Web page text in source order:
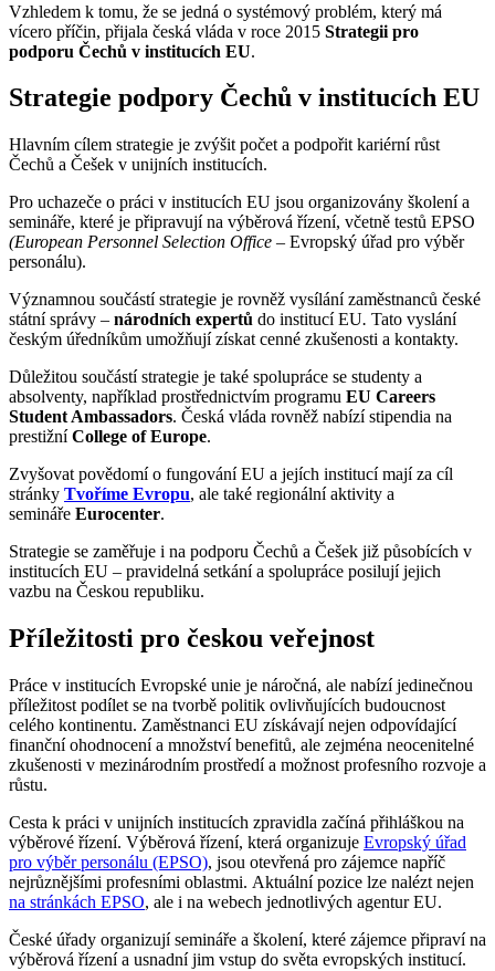
Vzhledem k tomu, že se jedná o systémový problém, který má
vícero příčin, přijala česká vláda v roce 2015 Strategii pro
podporu Čechů v institucích EU.
Strategie podpory Čechů v institucích EU
Hlavním cílem strategie je zvýšit počet a podpořit kariérní růst
Čechů a Češek v unijních institucích.
Pro uchazeče o práci v institucích EU jsou organizovány školení a
semináře, které je připravují na výběrová řízení, včetně testů EPSO
(European Personnel Selection Office – Evropský úřad pro výběr
personálu).
Významnou součástí strategie je rovněž vysílání zaměstnanců české
státní správy – národních expertů do institucí EU. Tato vyslání
českým úředníkům umožňují získat cenné zkušenosti a kontakty.
Důležitou součástí strategie je také spolupráce se studenty a
absolventy, například prostřednictvím programu EU Careers
Student Ambassadors. Česká vláda rovněž nabízí stipendia na
prestižníCollege of Europe.
Zvyšovat povědomí o fungování EU a jejích institucí mají za cíl
stránky Tvoříme Evropu, ale také regionální aktivity a
semináře Eurocenter.
Strategie se zaměřuje i na podporu Čechů a Češek již působících v
institucích EU – pravidelná setkání a spolupráce posilují jejich
vazbu na Českou republiku.
Příležitosti pro českou veřejnost
Práce v institucích Evropské unie je náročná, ale nabízí jedinečnou
příležitost podílet se na tvorbě politik ovlivňujících budoucnost
celého kontinentu. Zaměstnanci EU získávají nejen odpovídající
finanční ohodnocení a množství benefitů, ale zejména neocenitelné
zkušenosti v mezinárodním prostředí a možnost profesního rozvoje a
růstu.
Cesta k práci v unijních institucích zpravidla začíná přihláškou na
výběrové řízení. Výběrová řízení, která organizuje Evropský úřad
pro výběr personálu (EPSO), jsou otevřená pro zájemce napříč
nejrůznějšími profesními oblastmi. Aktuální pozice lze nalézt nejen
na stránkách EPSO, ale i na webech jednotlivých agentur EU.
České úřady organizují semináře a školení, které zájemce připraví na
výběrová řízení a usnadní jim vstup do světa evropských institucí.